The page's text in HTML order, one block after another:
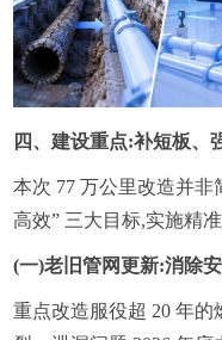
四、建设重点:补短板、
本次 77 万公里改造并非
高效” 三大目标,实施精
(一)老旧管网更新:消除
重点改造服役超 20 年